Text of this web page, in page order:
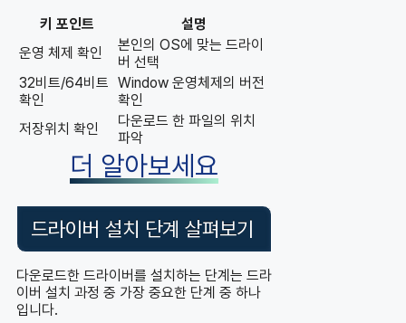
키 포인트
설명
운영 체제 확인
본인의 OS에 맞는 드라이
버 선택
32비트/64비트
확인
Window 운영체제의 버전
확인
저장위치 확인
다운로드 한 파일의 위치
파악
더 알아보세요
드라이버 설치 단계 살펴보기
다운로드한 드라이버를 설치하는 단계는 드라
이버 설치 과정 중 가장 중요한 단계 중 하나
입니다.